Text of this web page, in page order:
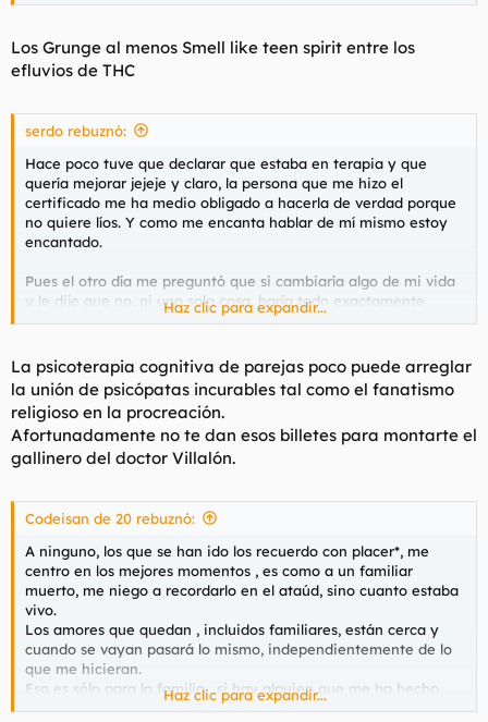
nuestro lado. Pero ese es otro debate que tiene más que ver
Los Grunge al menos Smell like teen spirit entre los
efluvios de THC
serdo rebuznó:
Hace poco tuve que declarar que estaba en terapia y que
quería mejorar jejeje y claro, la persona que me hizo el
certificado me ha medio obligado a hacerla de verdad porque
no quiere líos. Y como me encanta hablar de mí mismo estoy
encantado.
Pues el otro día me preguntó que si cambiaría algo de mi vida
y le dije que no, ni una sola cosa, haría todo exactamente
igual. Que como mucho igual en un par de momentos que he
haberme comprado ese apartamento, pero la vida es así.
Aparte que me conozco y habría regalado esos apartamentos o
lo que fuera solo para volver a empezar otra vez y llegar aún
más alto desde las abajo. Retrasado que soy.
La cuestión, he tenido unas oportunidades de crear familia con
blanca como la leche, ojos color miel, pelo pajizo, opusinas,
como una putísima mierda, pobre como una rata y tarado
como una piedra dando vueltas en una lavadora vacía. Jejeje
Pero no hay que acontentarse nunca. Siempre hay que
avanzar y sacrificar todo para acercarte a la visión mayor.
Nunca mirar atrás.
Jejeje
Sí.
Haz clic para expandir...
La psicoterapia cognitiva de parejas poco puede arreglar
la unión de psicópatas incurables tal como el fanatismo
religioso en la procreación.
Afortunadamente no te dan esos billetes para montarte el
gallinero del doctor Villalón.
Codeisan de 20 rebuznó:
A ninguno, los que se han ido los recuerdo con placer*, me
centro en los mejores momentos , es como a un familiar
muerto, me niego a recordarlo en el ataúd, sino cuanto estaba
vivo.
Los amores que quedan , incluidos familiares, están cerca y
cuando se vayan pasará lo mismo, independientemente de lo
que me hicieran.
Eso es sólo para la familia , si hay alguien que me ha hecho
daño * aquí entronco con lo de antes, uno es íntegro, hidalgo y
Haz clic para expandir...